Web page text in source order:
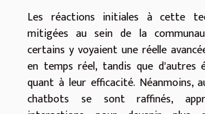
Les réactions initiales à cette
mitigées au sein de la
certains y voyaient une réelle
en temps réel, tandis que d'autres
quant à leur efficacité. Néanmoins,
chatbots se sont raffinés,